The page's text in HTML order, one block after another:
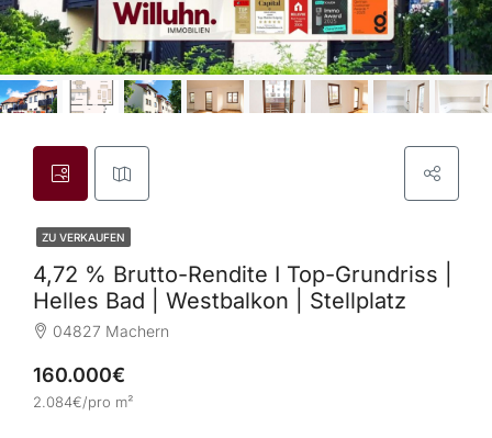
ZU VERKAUFEN
4,72 % Brutto-Rendite I Top-Grundriss |
Helles Bad | Westbalkon | Stellplatz
04827 Machern
160.000€
2.084€/pro m²